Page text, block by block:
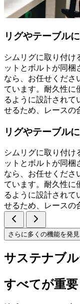
リグやテーブル
シムリグに取り付け
ットとボルトが同梱
なら、お任せくださ
ています。耐久性に
るように設計されて
せるため、レースの
リグやテーブル
シムリグに取り付け
ットとボルトが同梱
なら、お任せくださ
ています。耐久性に
るように設計されて
せるため、レースの
さらに多くの機能を発見
サステナブ
すべてが重要